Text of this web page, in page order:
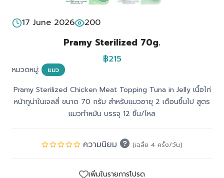
17 June 2026 200
Pramy Sterilized 70g.
฿215
หมวดหมู่: แมว
Pramy Sterilized Chicken Meat Topping Tuna in Jelly เนื้อไก่
หน้าทูน่าในเจลลี่ ขนาด 70 กรัม สำหรับแมวอายุ 2 เดือนขึ้นไป สูตร
แมวทำหมัน บรรจุ 12 ชิ้น/โหล
ความนิยม (เฉลี่ย 4 ครั้ง/วัน)
เพิ่มในรายการโปรด